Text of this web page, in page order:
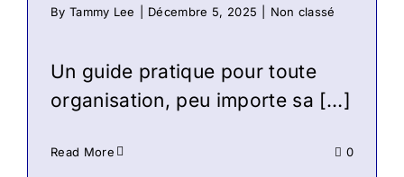
By Tammy Lee Décembre 5, 2025 Non classé
Un guide pratique pour toute
organisation, peu importe sa […]
Read More 0